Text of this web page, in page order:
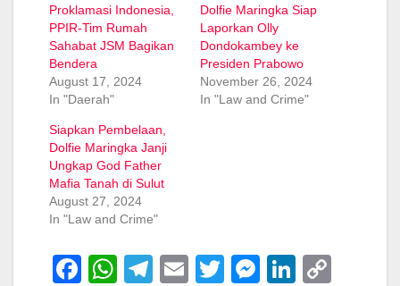
Proklamasi Indonesia,
PPIR-Tim Rumah
Sahabat JSM Bagikan
Bendera
August 17, 2024
In "Daerah"
Dolfie Maringka Siap
Laporkan Olly
Dondokambey ke
Presiden Prabowo
November 26, 2024
In "Law and Crime"
Siapkan Pembelaan,
Dolfie Maringka Janji
Ungkap God Father
Mafia Tanah di Sulut
August 27, 2024
In "Law and Crime"
F
W
T
E
T
M
Li